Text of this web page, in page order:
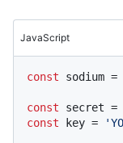
JavaScript
const sodium =
const secret =
const key =